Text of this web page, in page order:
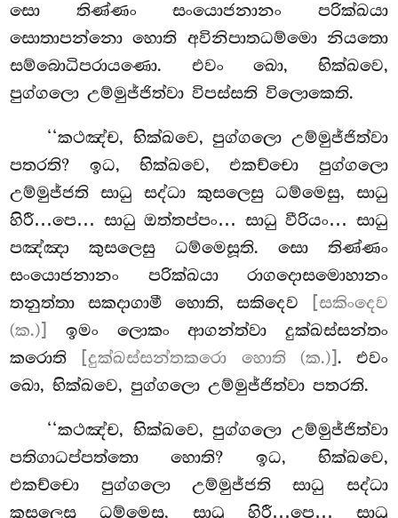
සො තිණ්ණං සංයොජනානං පරික්ඛයා
සොතාපන්නොහොති අවිනිපාතධම්මො නියතො
සම්බොධිපරායණො. එවං ඛො, භික්ඛවෙ,
පුග්ගලො උම්මුජ්ජිත්වා විපස්සති විලොකෙති.
‘‘කථඤ්ච, භික්ඛවෙ, පුග්ගලො උම්මුජ්ජිත්වා
පතරති? ඉධ, භික්ඛවෙ, එකච්චො පුග්ගලො
උම්මුජ්ජතිසාධු සද්ධා කුසලෙසු ධම්මෙසු, සාධු
හිරී…පෙ… සාධු ඔත්තප්පං… සාධු වීරියං… සාධු
පඤ්ඤා කුසලෙසු ධම්මෙසූති. සො තිණ්ණං
සංයොජනානං පරික්ඛයා රාගදොසමොහානං
තනුත්තා සකදාගාමී හොති, සකිදෙව
[සකිංදෙව
(ක.)]
ඉමං ලොකං ආගන්ත්වා දුක්ඛස්සන්තං
කරොති
[දුක්ඛස්සන්තකරො හොති (ක.)] . එවං
ඛො, භික්ඛවෙ, පුග්ගලො උම්මුජ්ජිත්වා පතරති.
‘‘කථඤ්ච, භික්ඛවෙ, පුග්ගලො උම්මුජ්ජිත්වා
පතිගාධප්පත්තො හොති? ඉධ, භික්ඛවෙ,
එකච්චො පුග්ගලො උම්මුජ්ජති සාධු සද්ධා
කුසලෙසු ධම්මෙසු, සාධු හිරී…පෙ… සාධු